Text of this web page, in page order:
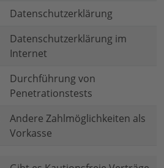
Datenschutzerklärung
Datenschutzerklärung im
Internet
Durchführung von
Penetrationstests
Andere Zahlmöglichkeiten als
Vorkasse